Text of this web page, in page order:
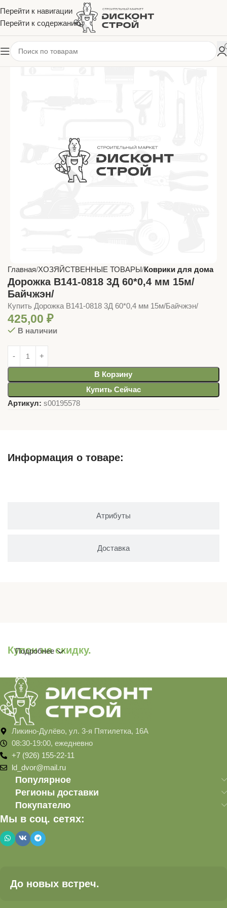
Перейти к навигации
Перейти к содержанию
Главная ХОЗЯЙСТВЕННЫЕ ТОВАРЫ Коврики для дома
Дорожка В141-0818 3Д 60*0,4 мм 15м/
Байчжэн/
Купить Дорожка В141-0818 3Д 60*0,4 мм 15м/Байчжэн/
425,00 ₽
В наличии
В Корзину
Купить Сейчас
Артикул: s00195578
Информация о товаре:
Атрибуты
Доставка
Купон на скидку.
Подробнее
Ликино-Дулёво, ул. 3-я Пятилетка, 16А
08:30-19:00, ежедневно
+7 (926) 155-22-11
ld_dvor@mail.ru
Популярное
Регионы доставки
Покупателю
Мы в соц. сетях:
До новых встреч.